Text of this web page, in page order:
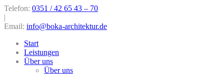
Telefon: 0351 / 42 65 43 – 70
|
Email: info@boka-architektur.de
Start
Leistungen
Über uns
Über uns